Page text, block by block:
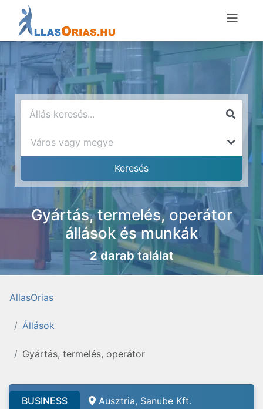
Gyártás, termelés, operátor
állások és munkák
2 darab találat
AllasOrias
Állások
Gyártás, termelés, operátor
BUSINESS Ausztria, Sanube Kft.